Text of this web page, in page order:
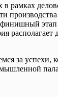
в рамках
этап
располагает
за успехи,